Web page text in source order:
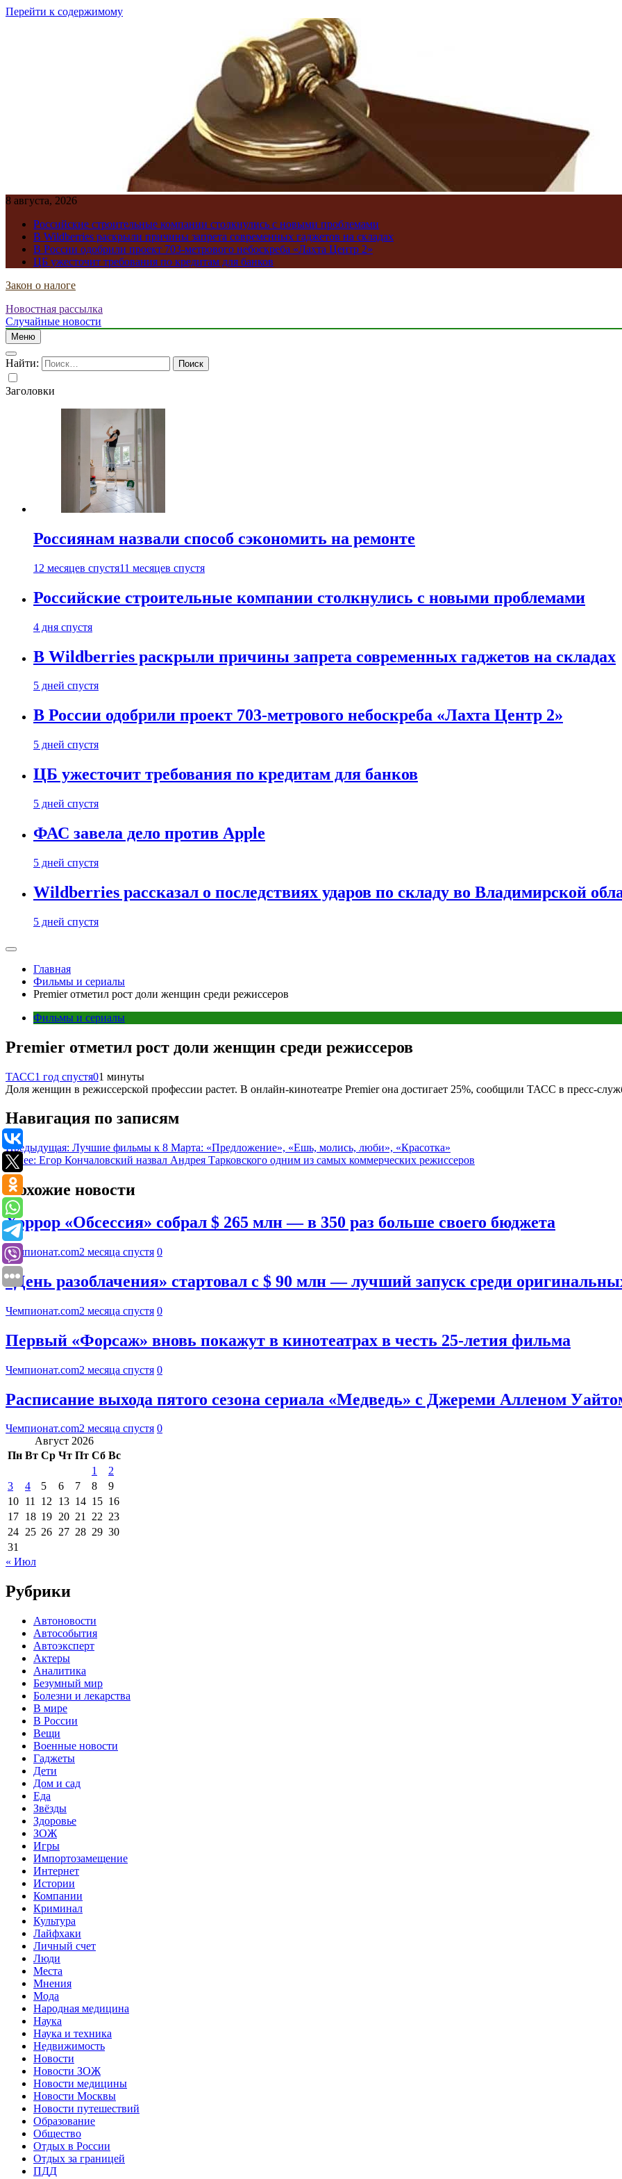
Перейти к содержимому
8 августа, 2026
Российские строительные компании столкнулись с новыми проблемами
В Wildberries раскрыли причины запрета современных гаджетов на складах
В России одобрили проект 703-метрового небоскреба «Лахта Центр 2»
ЦБ ужесточит требования по кредитам для банков
Закон о налоге
Новостная рассылка
Случайные новости
Меню
Найти:
Заголовки
Россиянам назвали способ сэкономить на ремонте
12 месяцев спустя11 месяцев спустя
Российские строительные компании столкнулись с новыми проблемами
4 дня спустя
В Wildberries раскрыли причины запрета современных гаджетов на складах
5 дней спустя
В России одобрили проект 703-метрового небоскреба «Лахта Центр 2»
5 дней спустя
ЦБ ужесточит требования по кредитам для банков
5 дней спустя
ФАС завела дело против Apple
5 дней спустя
Wildberries рассказал о последствиях ударов по складу во Владимирской
5 дней спустя
Главная
Фильмы и сериалы
Premier отметил рост доли женщин среди режиссеров
Фильмы и сериалы
Premier отметил рост доли женщин среди режиссеров
ТАСС1 год спустя01 минуты
Доля женщин в режиссерской профессии растет. В онлайн-кинотеатре Premier она достигает 25%, сообщили ТАСС в пресс-
Навигация по записям
Предыдущая: Лучшие фильмы к 8 Марта: «Предложение», «Ешь, молись, люби», «Красотка»
Далее: Егор Кончаловский назвал Андрея Тарковского одним из самых коммерческих режиссеров
Похожие новости
Хоррор «Обсессия» собрал $ 265 млн — в 350 раз больше своего бюджета
Чемпионат.com2 месяца спустя 0
«День разоблачения» стартовал с $ 90 млн — лучший запуск среди
Чемпионат.com2 месяца спустя 0
Первый «Форсаж» вновь покажут в кинотеатрах в честь 25-летия фильма
Чемпионат.com2 месяца спустя 0
Расписание выхода пятого сезона сериала «Медведь» с Джереми Алленом
Чемпионат.com2 месяца спустя 0
Август 2026
Пн Вт Ср Чт Пт Сб Вс
1
2
3
4 5 6 7 8
9
10 11 12 13 14 15 16
17 18 19 20 21 22 23
24 25 26 27 28 29 30
31
« Июл
Рубрики
Автоновости
Автособытия
Автоэксперт
Актеры
Аналитика
Безумный мир
Болезни и лекарства
В мире
В России
Вещи
Военные новости
Гаджеты
Дети
Дом и сад
Еда
Звёзды
Здоровье
ЗОЖ
Игры
Импортозамещение
Интернет
Истории
Компании
Криминал
Культура
Лайфхаки
Личный счет
Люди
Места
Мнения
Мода
Народная медицина
Наука
Наука и техника
Недвижимость
Новости
Новости ЗОЖ
Новости медицины
Новости Москвы
Новости путешествий
Образование
Общество
Отдых в России
Отдых за границей
ПДД